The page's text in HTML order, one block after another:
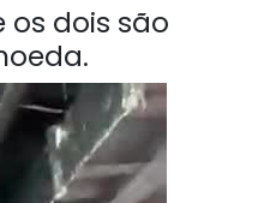
os dois são